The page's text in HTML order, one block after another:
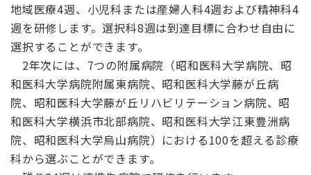
地域医療4週、小児科または産婦人科4週および精神科4
週を研修します。選択科8週は到達目標に合わせ自由に
選択することができます。
2年次には、7つの附属病院（昭和医科大学病院、昭
和医科大学病院附属東病院、昭和医科大学藤が丘病
院、昭和医科大学藤が丘リハビリテーション病院、昭
和医科大学横浜市北部病院、昭和医科大学江東豊洲病
院、昭和医科大学烏山病院）における100を超える診療
科から選ぶことができます。